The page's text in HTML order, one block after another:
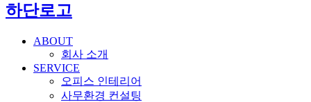
하단로고
ABOUT
회사 소개
SERVICE
오피스 인테리어
사무환경 컨설팅